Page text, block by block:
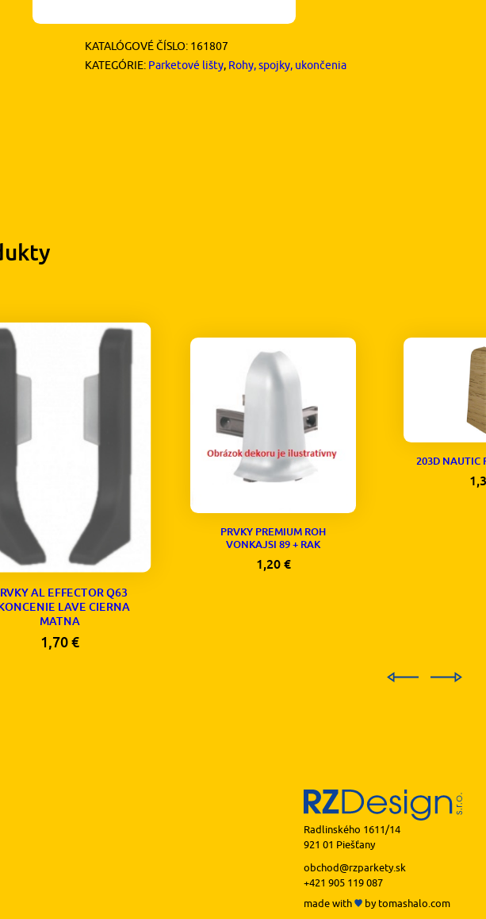
KATALÓGOVÉ ČÍSLO: 161807
KATEGÓRIE: Parketové lišty, Rohy, spojky, ukončenia
AL EFFECTOR Q63
LAVE CIERNA
MATNA
1,70€
PRVKY PREMIUM ROH
VONKAJSI 89 + RAK
1,20 €
203D NAUTIC
Radlinského 1611/14
921 01 Piešťany
obchod@rzparkety.sk
+421 905 119 087
made with
bytomashalo.com